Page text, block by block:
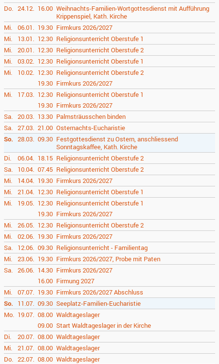
Do. 24.12. 16.00 Weihnachts-Familien-Wortgottesdienst mit Aufführung
Krippenspiel, Kath. Kirche
Mi.
06.01. 19.30 Firmkurs 2026/2027
Mi.
13.01. 12.30 Religionsunterricht Oberstufe 1
Mi.
20.01. 12.30 Religionsunterricht Oberstufe 2
Mi.
03.02. 12.30 Religionsunterricht Oberstufe 1
Mi.
10.02. 12.30 Religionsunterricht Oberstufe 2
19.30 Firmkurs 2026/2027
Mi.
17.03. 12.30 Religionsunterricht Oberstufe 1
19.30 Firmkurs 2026/2027
Sa. 20.03. 13.30 Palmsträusschen binden
Sa. 27.03. 21.00 Osternachts-Eucharistie
So. 28.03. 09.30 Festgottesdienst zu Ostern, anschliessend
Sonntagskaffee, Kath. Kirche
Di.
06.04. 18.15 Religionsunterricht Oberstufe 2
Sa.
10.04. 07.45 Religionsunterricht Oberstufe 2
Mi.
14.04. 19.30 Firmkurs 2026/2027
Mi.
21.04. 12.30 Religionsunterricht Oberstufe 1
Mi.
19.05. 12.30 Religionsunterricht Oberstufe 1
19.30 Firmkurs 2026/2027
Mi.
26.05. 12.30 Religionsunterricht Oberstufe 2
Mi.
02.06. 19.30 Firmkurs 2026/2027
Sa.
12.06. 09.30 Religionsunterricht - Familientag
Mi.
23.06. 19.30 Firmkurs 2026/2027, Probe mit Paten
Sa. 26.06. 14.30 Firmkurs 2026/2027
16.00 Firmung 2027
Mi.
07.07. 19.30 Firmkurs 2026/2027 Abschluss
So.
11.07. 09.30 Seeplatz-Familien-Eucharistie
Mo. 19.07. 08.00 Waldtageslager
09.00 Start Waldtageslager in der Kirche
Di.
20.07. 08.00 Waldtageslager
Mi.
21.07. 08.00 Waldtageslager
Do. 22.07. 08.00 Waldtageslager